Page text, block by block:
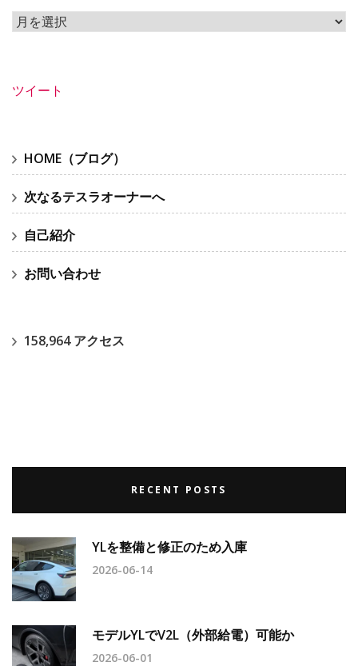
ア
イ
ツイート
HOME（ブログ）
次なるテスラオーナーへ
自己紹介
お問い合わせ
158,964 アクセス
RECENT POSTS
YLを整備と修正のため入庫
2026-06-14
モデルYLでV2L（外部給電）可能か
2026-06-01